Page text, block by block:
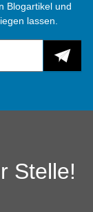
Blogartikel und
lassen.
Stelle!